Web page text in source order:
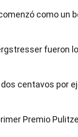
como un
fueron
centavos por
Premio